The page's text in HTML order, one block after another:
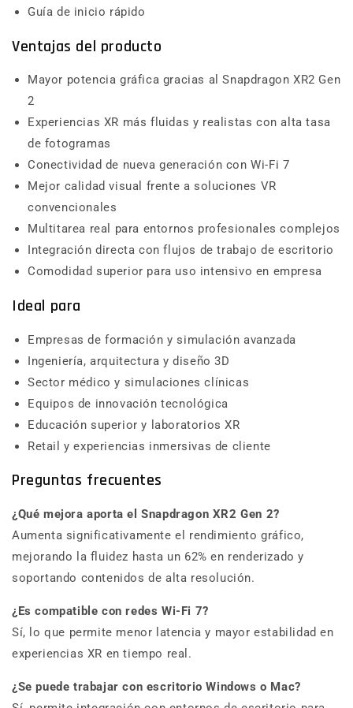
Guía de inicio rápido
Ventajas del producto
Mayor potencia gráfica gracias al Snapdragon XR2 Gen
2
Experiencias XR más fluidas y realistas con alta tasa
de fotogramas
Conectividad de nueva generación con Wi-Fi 7
Mejor calidad visual frente a soluciones VR
convencionales
Multitarea real para entornos profesionales complejos
Integración directa con flujos de trabajo de escritorio
Comodidad superior para uso intensivo en empresa
Ideal para
Empresas de formación y simulación avanzada
Ingeniería, arquitectura y diseño 3D
Sector médico y simulaciones clínicas
Equipos de innovación tecnológica
Educación superior y laboratorios XR
Retail y experiencias inmersivas de cliente
Preguntas frecuentes
¿Qué mejora aporta el Snapdragon XR2 Gen 2?
Aumenta significativamente el rendimiento gráfico,
mejorando la fluidez hasta un 62% en renderizado y
soportando contenidos de alta resolución.
¿Es compatible con redes Wi-Fi 7?
Sí, lo que permite menor latencia y mayor estabilidad en
experiencias XR en tiempo real.
¿Se puede trabajar con escritorio Windows o Mac?